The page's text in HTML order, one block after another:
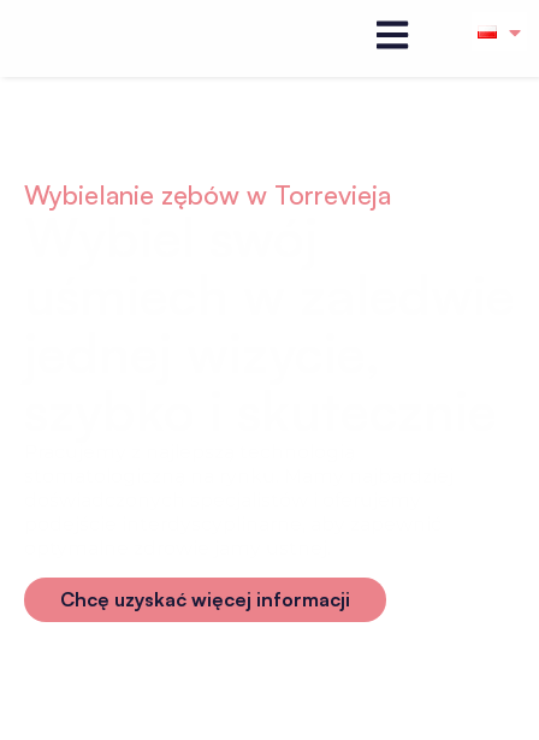
Wybielanie zębów w Torrevieja
Chcę uzyskać więcej informacji